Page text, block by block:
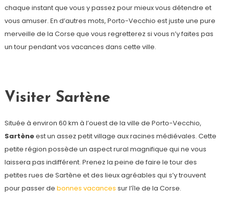
chaque instant que vous y passez pour mieux vous détendre et
vous amuser. En d’autres mots, Porto-Vecchio est juste une pure
merveille de la Corse que vous regretterez si vous n’y faites pas
un tour pendant vos vacances dans cette ville.
Visiter Sartène
Située à environ 60 km à l’ouest de la ville de Porto-Vecchio,
Sartèneest un assez petit village aux racines médiévales. Cette
petite région possède un aspect rural magnifique qui ne vous
laissera pas indifférent. Prenez la peine de faire le tour des
petites rues de Sartène et des lieux agréables qui s’y trouvent
pour passer de bonnes vacances sur l’île de la Corse.